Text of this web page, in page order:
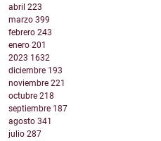
abril 223
marzo 399
febrero 243
enero 201
2023 1632
diciembre 193
noviembre 221
octubre 218
septiembre 187
agosto 341
julio 287